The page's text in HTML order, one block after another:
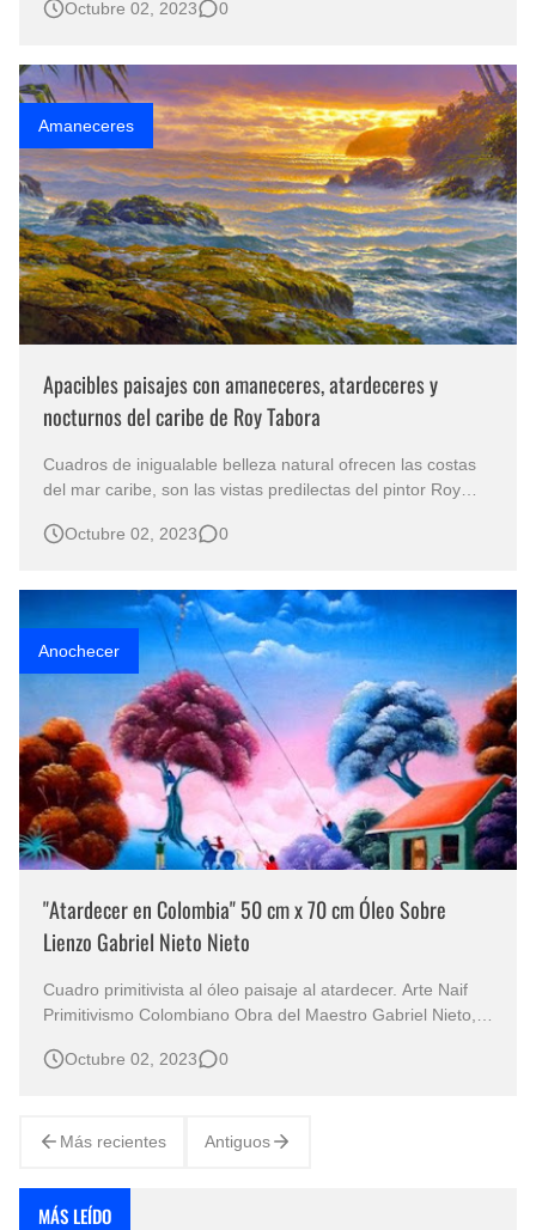
cuadros realistas captura la esencia única de la niñez,
belleza atemp…
Octubre 02, 2023 0
Amaneceres
Apacibles paisajes con amaneceres, atardeceres y
nocturnos del caribe de Roy Tabora
Cuadros de inigualable belleza natural ofrecen las costas
del mar caribe, son las vistas predilectas del pintor Roy
y nocturnos del caribe pintados al óleo Paisajes marinos
gra…
Octubre 02, 2023 0
Anochecer
"Atardecer en Colombia" 50 cm x 70 cm Óleo Sobre
Lienzo Gabriel Nieto Nieto
Cuadro primitivista al óleo paisaje al atardecer. Arte Naif
Primitivismo Colombiano Obra del Maestro Gabriel Nieto,
Colombia, obra de la serie paisajes colombianos al óleo
Octubre 02, 2023 0
Más recientes Antiguos
MÁS LEÍDO